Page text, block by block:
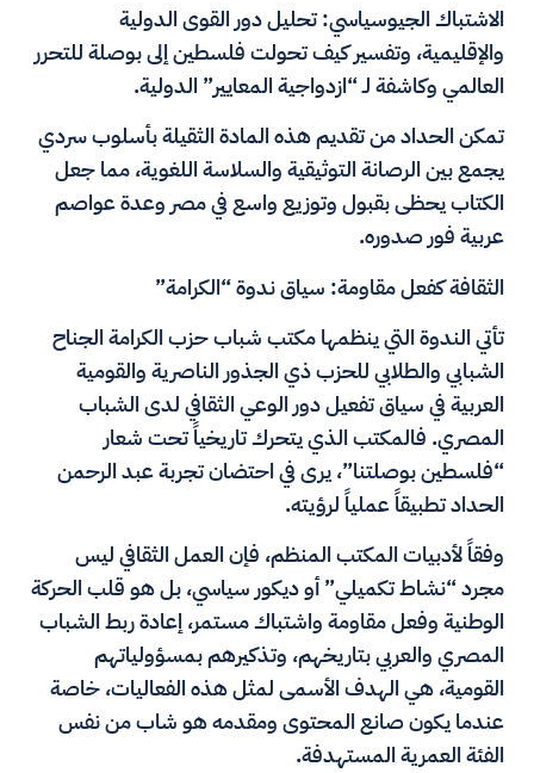
الاشتباك الجيوسياسي: تحليل دور القوى الدولية
والإقليمية، وتفسير كيف تحولت فلسطين إلى بوصلة للتحرر
العالمي وكاشفة لـ “ازدواجية المعايير” الدولية.
تمكن الحداد من تقديم هذه المادة الثقيلة بأسلوب سردي
يجمع بين الرصانة التوثيقية والسلاسة اللغوية، مما جعل
الكتاب يحظى بقبول وتوزيع واسع في مصر وعدة عواصم
عربية فور صدوره.
الثقافة كفعل مقاومة: سياق ندوة “الكرامة”
تأتي الندوة التي ينظمها مكتب شباب حزب الكرامة الجناح
الشبابي والطلابي للحزب ذي الجذور الناصرية والقومية
العربية في سياق تفعيل دور الوعي الثقافي لدى الشباب
المصري. فالمكتب الذي يتحرك تاريخياً تحت شعار
“فلسطين بوصلتنا”، يرى في احتضان تجربة عبد الرحمن
الحداد تطبيقاً عملياً لرؤيته.
وفقاً لأدبيات المكتب المنظم، فإن العمل الثقافي ليس
مجرد “نشاط تكميلي” أو ديكور سياسي، بل هو قلب الحركة
الوطنية وفعل مقاومة واشتباك مستمر، إعادة ربط الشباب
المصري والعربي بتاريخهم، وتذكيرهم بمسؤولياتهم
القومية، هي الهدف الأسمى لمثل هذه الفعاليات، خاصة
عندما يكون صانع المحتوى ومقدمه هو شاب من نفس
الفئة العمرية المستهدفة.